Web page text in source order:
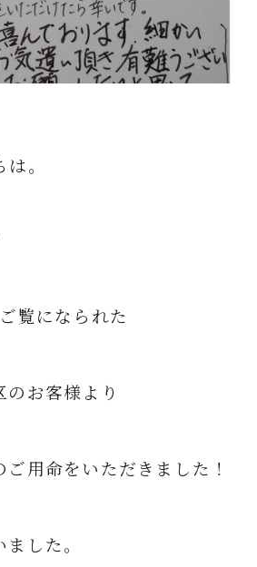
。
覧になられた
お客様より
用命をいただきました！
した。